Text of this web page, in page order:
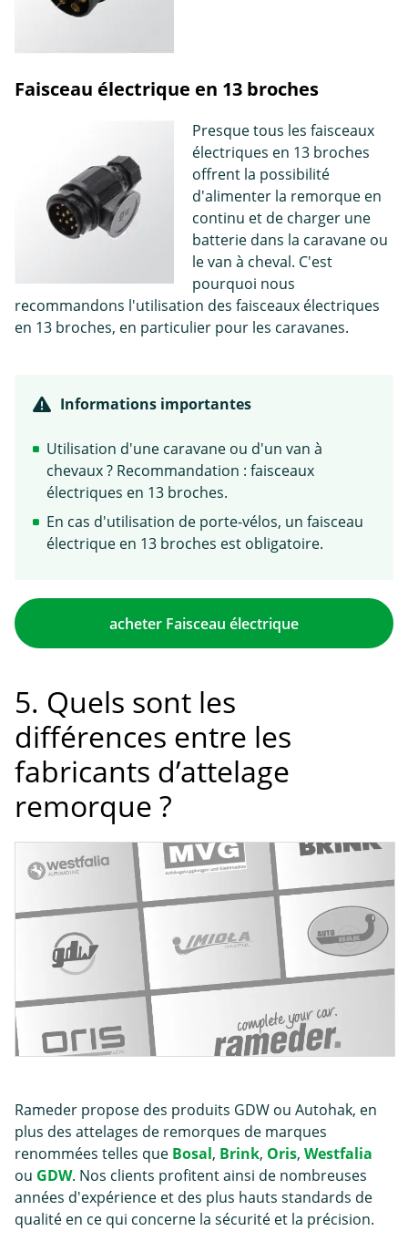
Faisceau électrique en 13 broches
Presque tous les faisceaux
électriques en 13 broches
offrent la possibilité
d'alimenter la remorque en
continu et de charger une
batterie dans la caravane ou
le van à cheval. C'est
pourquoi nous
recommandons l'utilisation des faisceaux électriques
en 13 broches, en particulier pour les caravanes.
Informations importantes
Utilisation d'une caravane ou d'un van à
chevaux ? Recommandation : faisceaux
électriques en 13 broches.
En cas d'utilisation de porte-vélos, un faisceau
électrique en 13 broches est obligatoire.
acheter Faisceau électrique
5. Quels sont les
différences entre les
fabricants d’attelage
remorque ?
Rameder propose des produits GDW ou Autohak, en
plus des attelages de remorques de marques
renommées telles que Bosal, Brink, Oris, Westfalia
ou GDW. Nos clients profitent ainsi de nombreuses
années d'expérience et des plus hauts standards de
qualité en ce qui concerne la sécurité et la précision.